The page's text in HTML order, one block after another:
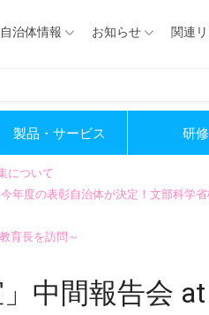
自治体情報 お知らせ 関連
製品・サービス 研修
について
年度の表彰自治体が決定！文部科学
育長を訪問～
中間報告会